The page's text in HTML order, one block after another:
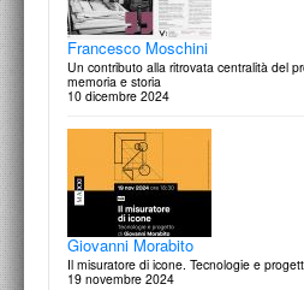
Ferdinando Fuga
Architetto di Corte
28 febbraio 2026
Laura Marcucci
a 10 anni dalla sua scomparsa
24 novembre 2025
Robert Venturi and Denise Scott
Project as Text and Images
14 novembre 2025
Francesco Moschini
Un contributo alla ritrovata centralità del
memoria e storia
10 dicembre 2024
Giovanni Morabito
Il misuratore di icone. Tecnologie e
19 novembre 2024